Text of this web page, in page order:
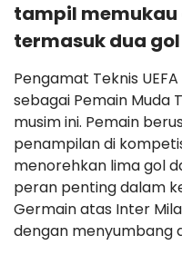
tampil memukau
termasuk dua
Pengamat Teknis
sebagai Pemain Muda
musim ini. Pemain
penampilan di
menorehkan lima gol
peran penting dalam
Germain atas Inter
dengan menyumbang